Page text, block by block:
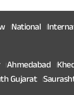
National
Ahmedabad
Gujarat